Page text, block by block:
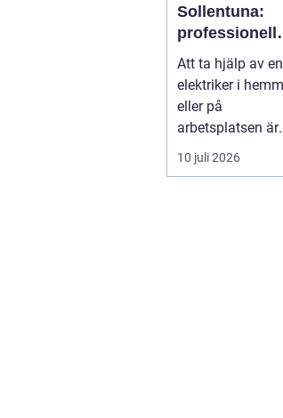
Sollentuna:
professionell
hjälp när du
behöver det
Att ta hjälp av en
elektriker i
eller på
arbetsplatsen är
ofta en nödv&a...
10 juli 2026